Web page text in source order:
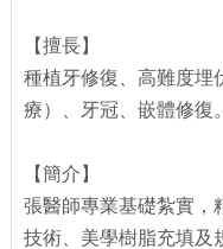
【擅長】
種植牙修復、高難度埋
療）、牙冠、嵌體修復。
【簡介】
張醫師專業基礎紮實，
技術、美學樹脂充填及